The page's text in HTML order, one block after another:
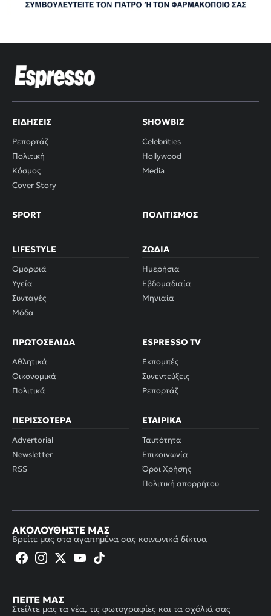
ΕΙΔΉΣΕΙΣ
Ρεπορτάζ
Πολιτική
Κόσμος
Cover Story
SHOWBIZ
Celebrities
Hollywood
Media
SPORT ΠΟΛΙΤΙΣΜΌΣ
LIFESTYLE
Ομορφιά
Υγεία
Συνταγές
Μόδα
ΖΏΔΙΑ
Ημερήσια
Εβδομαδιαία
Μηνιαία
ΠΡΩΤΟΣΈΛΙΔΑ
Αθλητικά
Οικονομικά
Πολιτικά
ESPRESSO TV
Εκπομπές
Συνεντεύξεις
Ρεπορτάζ
ΠΕΡΙΣΣΌΤΕΡΑ
Advertorial
Newsletter
RSS
ΕΤΑΙΡΙΚΆ
Ταυτότητα
Επικοινωνία
Όροι Χρήσης
Πολιτική απορρήτου
ΑΚΟΛΟΥΘΉΣΤΕ ΜΑΣ
Βρείτε μας στα αγαπημένα σας κοινωνικά δίκτυα
ΠΕΊΤΕ ΜΑΣ
Στείλτε μας τα νέα, τις φωτογραφίες και τα σχόλιά σας